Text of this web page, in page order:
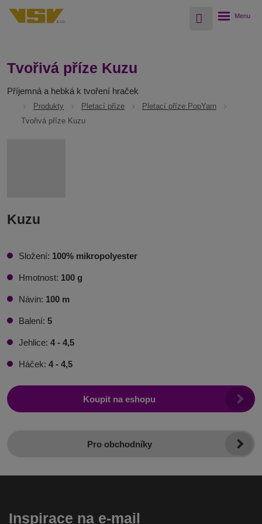
Vyhledávání
Rozbalení
Tvořivá příze Kuzu
Příjemná a hebká k tvoření hraček
Produkty Pletací příze
Pletací příze PopYarn
Tvořivá příze Kuzu
Kuzu
Složení: 100% mikropolyester
Hmotnost: 100 g
Návin: 100 m
Balení: 5
Jehlice: 4 - 4,5
Háček: 4 - 4,5
Koupit na eshopu
Pro obchodníky
Inspirace na e-mail